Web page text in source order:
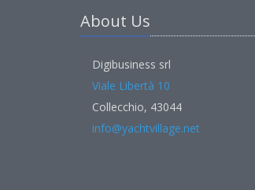
About Us
Digibusiness srl
Viale Libertà 10
Collecchio, 43044
info@yachtvillage.net